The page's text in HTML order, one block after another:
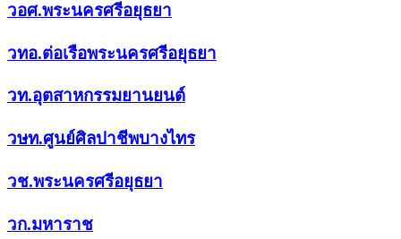
วอศ.พระนครศรีอยุธยา
วทอ.ต่อเรือพระนครศรีอยุธยา
วท.อุตสาหกรรมยานยนต์
วษท.ศูนย์ศิลปาชีพบางไทร
วช.พระนครศรีอยุธยา
วก.มหาราช